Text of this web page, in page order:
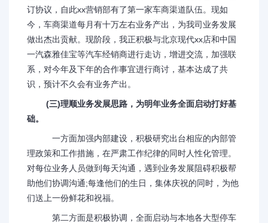
订协议，自此xx营销部有了第一家车商渠道队伍。现如
今，车商渠道每月有十万左右业务产出，为我司业务发展
做出杰出贡献。现阶段，我正积极与北京现代xx店和中国
一汽森雅佳宝等汽车经销商进行走访，增进交流，加强联
系，对今年及下年的合作事宜进行商讨，基本达成了共
识，预计不久会有业务产出。
(三)理顺业务发展思路，为明年业务全面启动打好基
础。
一方面加强内部建设，积极研究出台相应的内部管
理政策和工作措施，在严肃工作纪律的同时人性化管理。
对每位业务人员做到每天沟通，遇到业务发展阻碍积极帮
助他们协调沟通;每逢他们的生日，集体庆祝的同时，为他
们送上一份鲜花和祝福。
第二方面是积极协调，全面启动与本地各大型停车